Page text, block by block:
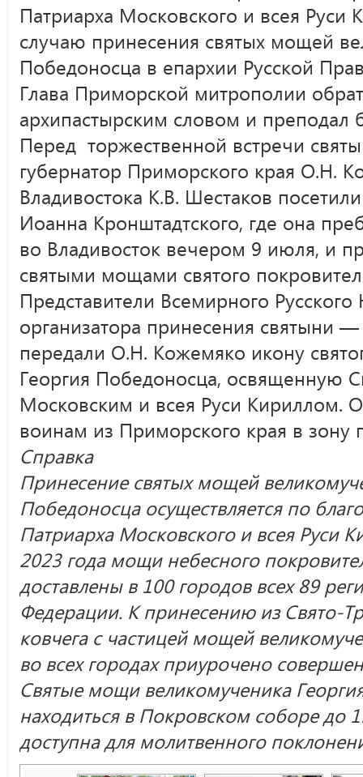
Патриарха Московского и всея
случаю принесения святых мощей
Победоносца в епархии Русской
Глава Приморской митрополии
архипастырским словом и преподал
Перед торжественной встречи
губернатор Приморского края О.Н.
Владивостока К.В. Шестаков
Иоанна Кронштадтского, где она
во Владивосток вечером 9 июля, и
святыми мощами святого
Представители Всемирного
организатора принесения святыни
передали О.Н. Кожемяко икону
Георгия Победоносца, освященную
Московским и всея Руси Кириллом.
воинам из Приморского края в зону
Справка
Принесение святых мощей
Победоносца осуществляется по
Патриарха Московского и всея Руси
2023 года мощи небесного
доставлены в 100 городов всех 89
Федерации. К принесению из Свято-
ковчега с частицей мощей
во всех городах приурочено
Святые мощи великомученика
находиться в Покровском соборе до
доступна для молитвенного